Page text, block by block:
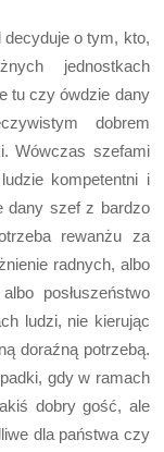
decyduje o tym, kto,
jednostkach
tu czy ówdzie dany
dobrem
Wówczas szefami
kompetentni i
dany szef z bardzo
rewanżu za
radnych, albo
posłuszeństwo
ludzi, nie kierując
doraźną potrzebą.
gdy w ramach
dobry gość, ale
dla państwa czy